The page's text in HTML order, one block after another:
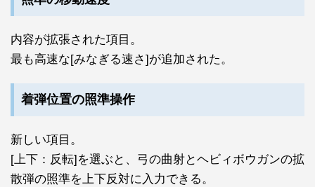
内容が拡張された項目。
最も高速な[みなぎる速さ]が追加された。
着弾位置の照準操作
新しい項目。
[上下：反転]を選ぶと、弓の曲射とヘビィボウガンの拡
散弾の照準を上下反対に入力できる。